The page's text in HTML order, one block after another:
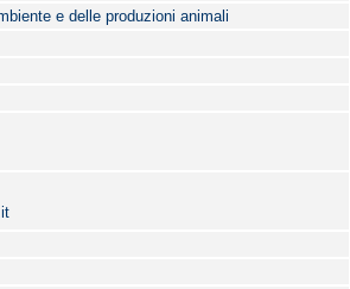
e delle produzioni animali